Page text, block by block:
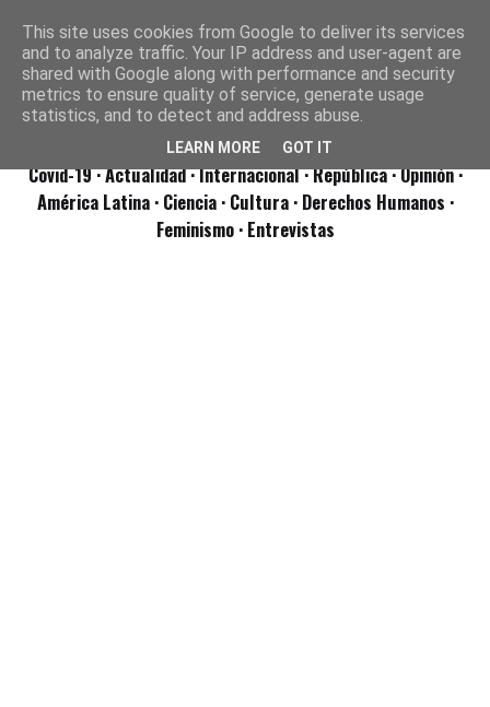
Covid-19· Actualidad· Internacional· República· Opinión·
América Latina · Ciencia · Cultura · Derechos Humanos ·
Feminismo · Entrevistas
This site uses cookies from Google to deliver its services
and to analyze traffic. Your IP address and user-agent are
shared with Google along with performance and security
metrics to ensure quality of service, generate usage
statistics, and to detect and address abuse.
LEARN MORE GOT IT